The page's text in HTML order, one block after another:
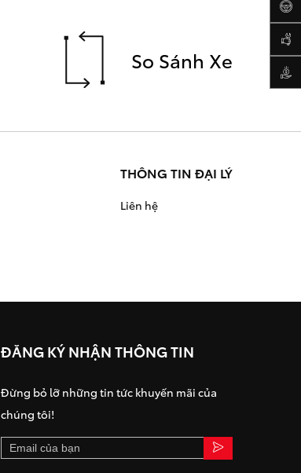
So Sánh Xe
THÔNG TIN ĐẠI LÝ
Liên hệ
ĐĂNG KÝ NHẬN THÔNG TIN
Đừng bỏ lỡ những tin tức khuyến mãi của
chúng tôi!